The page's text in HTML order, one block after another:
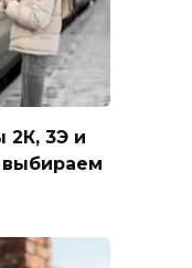
2К, 3Э и
выбираем